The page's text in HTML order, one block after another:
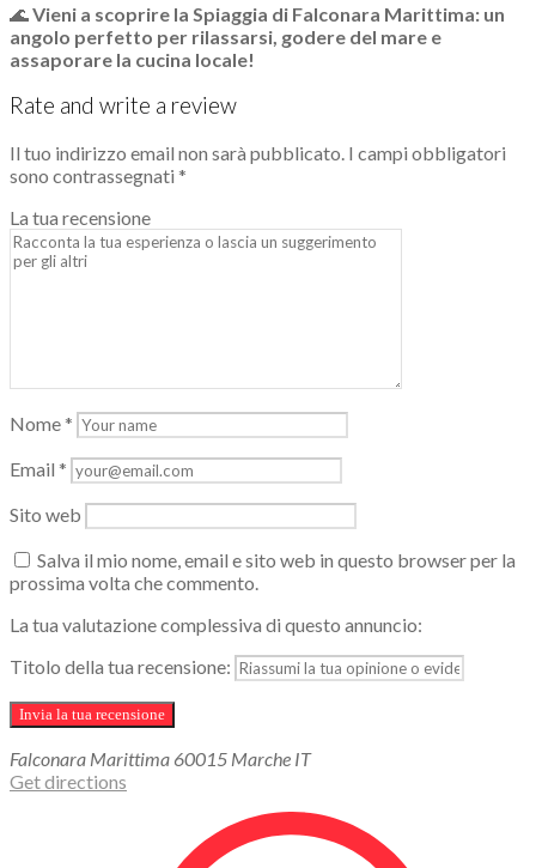
🌊Vieni a scoprire la Spiaggia di Falconara Marittima: un
angolo perfetto per rilassarsi, godere del mare e
assaporare la cucina locale!
Rate and write a review
Il tuo indirizzo email non sarà pubblicato. I campi obbligatori
sono contrassegnati *
La tua recensione
Nome*
Email *
Sito web
Salva il mio nome, email e sito web in questo browser per la
prossima volta che commento.
La tua valutazione complessiva di questo annuncio:
Titolo della tua recensione:
Falconara Marittima 60015 Marche IT
Get directions